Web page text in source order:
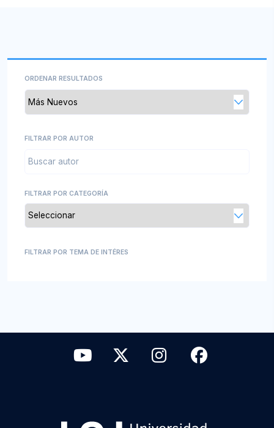
ORDENAR RESULTADOS
FILTRAR POR AUTOR
FILTRAR POR CATEGORÍA
FILTRAR POR TEMA DE INTÉRES